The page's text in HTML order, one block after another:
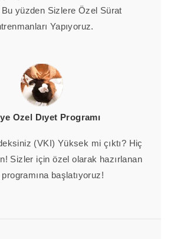
Bu yüzden Sizlere Özel Sürat
Yapıyoruz.
Ozel Dıyet Programı
(VKI) Yüksek mi çıktı? Hiç
Sizler için özel olarak hazırlanan
başlatıyoruz!